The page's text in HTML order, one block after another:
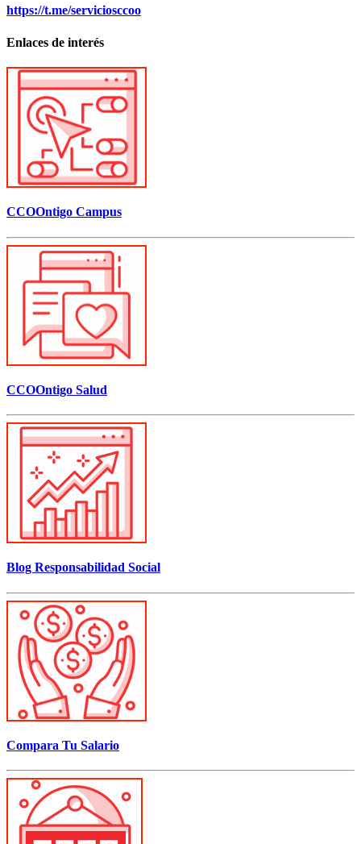
https://t.me/serviciosccoo
Enlaces de interés
CCOOntigo Campus
CCOOntigo Salud
Blog Responsabilidad Social
Compara Tu Salario